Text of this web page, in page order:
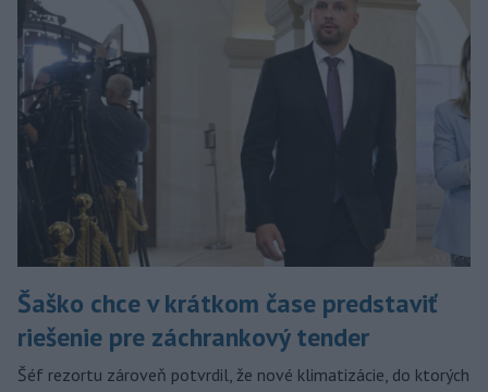
Šaško chce v krátkom čase predstaviť
riešenie pre záchrankový tender
Šéf rezortu zároveň potvrdil, že nové klimatizácie, do ktorých